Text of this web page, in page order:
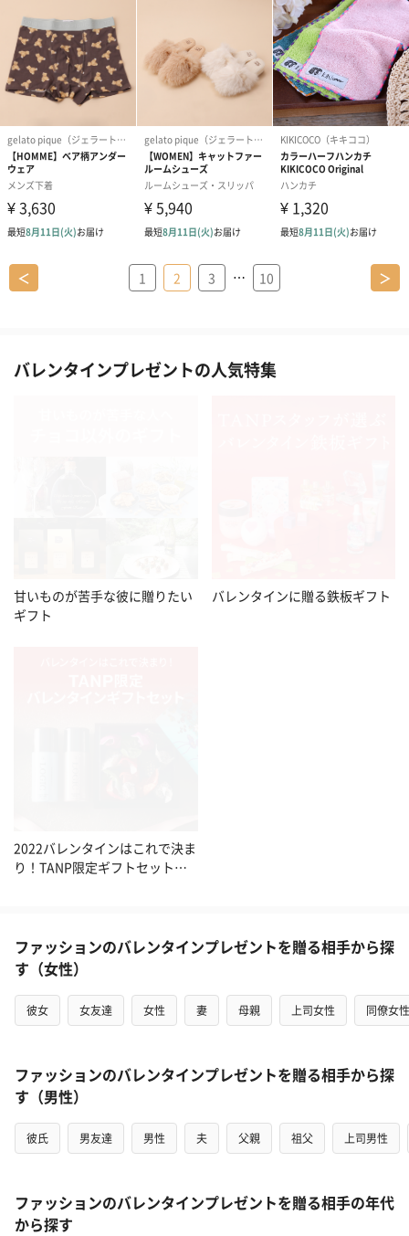
＜ 1 2 3 … 10 ＞
バレンタインプレゼントの人気特集
甘いものが苦手な彼に贈りたい
ギフト
バレンタインに贈る鉄板ギフト
2022バレンタインはこれで決ま
り！TANP限定ギフトセット特
ファッションのバレンタインプレゼントを贈る相手から探
す（女性）
彼女 女友達 女性 妻 母親 上司女性 同僚女性
ファッションのバレンタインプレゼントを贈る相手から探
す（男性）
彼氏 男友達 男性 夫 父親 祖父 上司男性
ファッションのバレンタインプレゼントを贈る相手の年代
から探す